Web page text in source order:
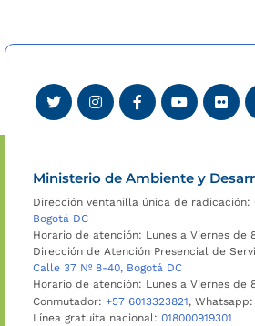
Ministerio de Ambiente y
Dirección ventanilla única de radicación:
Bogotá DC
Horario de atención: Lunes a Viernes de
Dirección de Atención Presencial de
Calle 37 Nº 8-40, Bogotá DC
Horario de atención: Lunes a Viernes de
Conmutador: +57 6013323821, Whatsapp:
Línea gratuita nacional: 018000919301